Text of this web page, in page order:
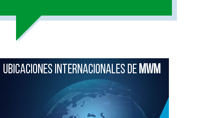
UBICACIONES INTERNACIONALES DEMWM